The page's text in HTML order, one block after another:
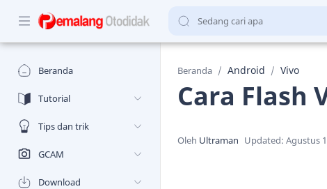
Beranda
Tutorial
Tips dan trik
GCAM
Download
Beranda Android Vivo
Cara Flash